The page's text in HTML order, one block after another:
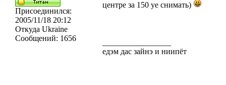
Присоединился:
2005/11/18 20:12
Откуда Ukraine
Сообщений: 1656
центре за 150 уе снимать)
едэм дас зайнэ и ниипёт